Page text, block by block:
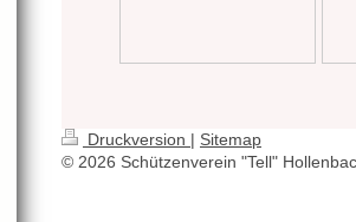
Druckversion | Sitemap
© 2026 Schützenverein "Tell"